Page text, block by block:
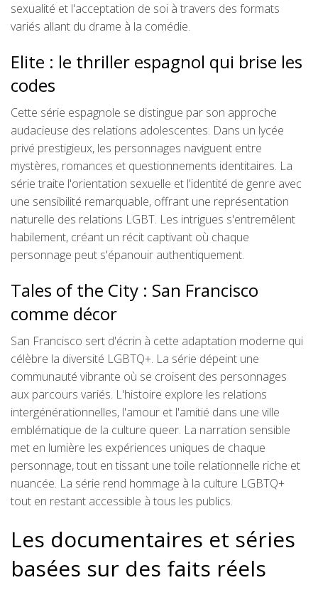
sexualité et l'acceptation de soi à travers des formats
variés allant du drame à la comédie.
Elite : le thriller espagnol qui brise les
codes
Cette série espagnole se distingue par son approche
audacieuse des relations adolescentes. Dans un lycée
privé prestigieux, les personnages naviguent entre
mystères, romances et questionnements identitaires. La
série traite l'orientation sexuelle et l'identité de genre avec
une sensibilité remarquable, offrant une représentation
naturelle des relations LGBT. Les intrigues s'entremêlent
habilement, créant un récit captivant où chaque
personnage peut s'épanouir authentiquement.
Tales of the City : San Francisco
comme décor
San Francisco sert d'écrin à cette adaptation moderne qui
célèbre la diversité LGBTQ+. La série dépeint une
communauté vibrante où se croisent des personnages
aux parcours variés. L'histoire explore les relations
intergénérationnelles, l'amour et l'amitié dans une ville
emblématique de la culture queer. La narration sensible
met en lumière les expériences uniques de chaque
personnage, tout en tissant une toile relationnelle riche et
nuancée. La série rend hommage à la culture LGBTQ+
tout en restant accessible à tous les publics.
Les documentaires et séries
basées sur des faits réels